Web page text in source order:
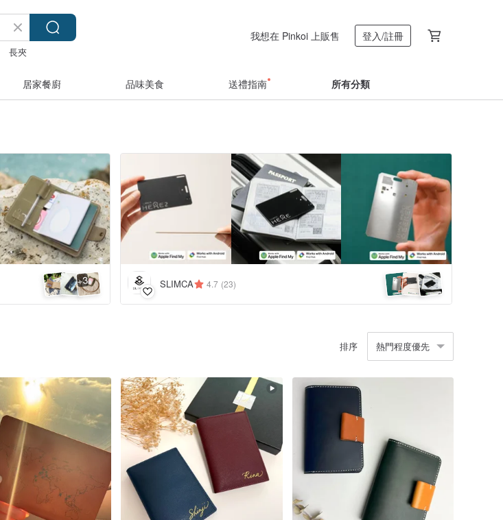
長夾
我想在 Pinkoi 上販售 登入/註冊
居家餐廚 品味美食 送禮指南 所有分類
+3 SLIMCA 4.7 (23)
排序 熱門程度優先